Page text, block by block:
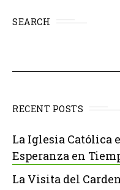
SEARCH
RECENT POSTS
La Iglesia Católica
Esperanza en
La Visita del